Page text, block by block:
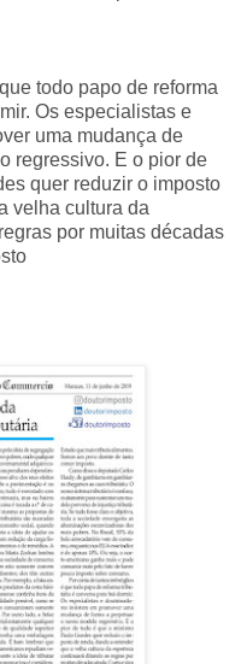
todo papo de reforma
Os especialistas e
uma mudança de
regressivo. E o pior de
quer reduzir o imposto
velha cultura da
por muitas décadas